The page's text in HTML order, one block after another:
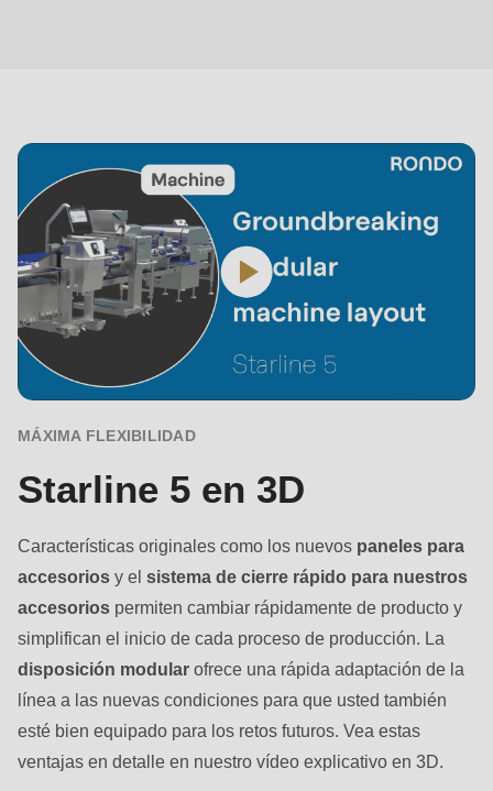
MÁXIMA FLEXIBILIDAD
Starline 5 en 3D
Características originales como los nuevos paneles para
accesorios y el sistema de cierre rápido para nuestros
accesorios permiten cambiar rápidamente de producto y
simplifican el inicio de cada proceso de producción. La
disposición modular ofrece una rápida adaptación de la
línea a las nuevas condiciones para que usted también
esté bien equipado para los retos futuros. Vea estas
ventajas en detalle en nuestro vídeo explicativo en 3D.